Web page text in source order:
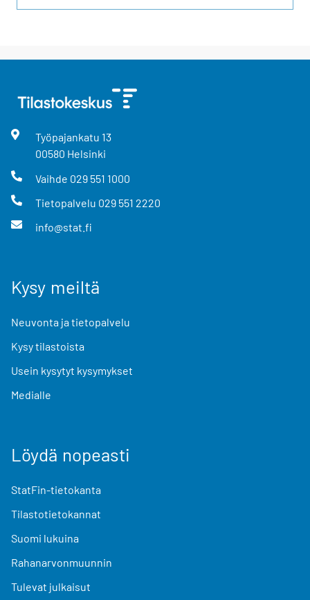
Työpajankatu 13
00580 Helsinki
Vaihde 029 551 1000
Tietopalvelu 029 551 2220
info@stat.fi
Kysy meiltä
Neuvonta ja tietopalvelu
Kysy tilastoista
Usein kysytyt kysymykset
Medialle
Löydä nopeasti
StatFin-tietokanta
Tilastotietokannat
Suomi lukuina
Rahanarvonmuunnin
Tulevat julkaisut